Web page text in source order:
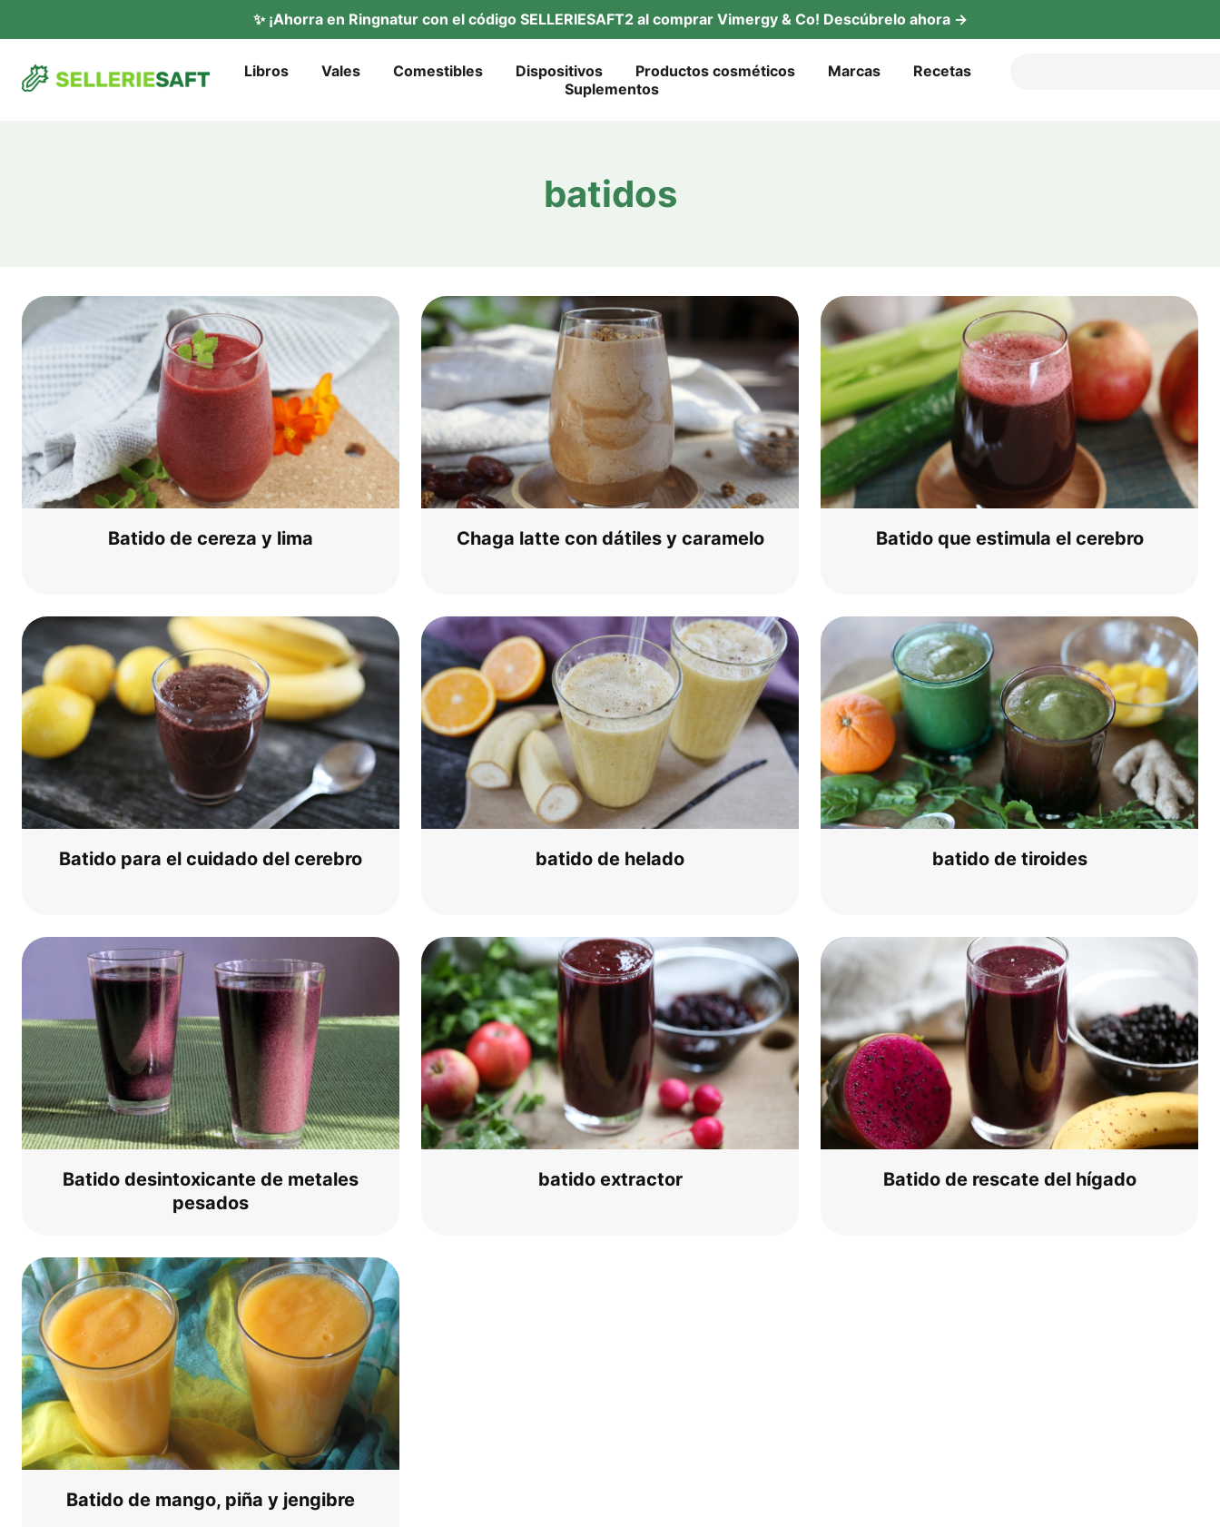
✨ ¡Ahor­ra en Ring­na­tur con el códi­go SELLERIESAFT2 al com­prar Vimer­gy & Co! Descú­b­re­lo ahora →
Libros Vales Comes­ti­bles Dis­po­si­tivos Pro­duc­tos cosméticos Mar­cas
Rece­tas
Suple­ment­os
bati­dos
Bati­do de cere­za y lima Cha­ga lat­te con dáti­les y caramelo Bati­do que esti­mu­la el cerebro
Bati­do para el cui­d­ado del cerebro bati­do de helado bati­do de tiroides
Bati­do desin­to­xi­can­te de meta­les
pesados
bati­do extractor Bati­do de res­ca­te del hígado
Bati­do de man­go, piña y jengibre